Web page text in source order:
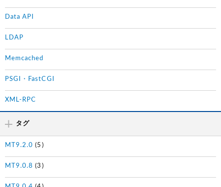
Data API
LDAP
Memcached
PSGI・FastCGI
XML-RPC
タグ
MT9.2.0 (5)
MT9.0.8 (3)